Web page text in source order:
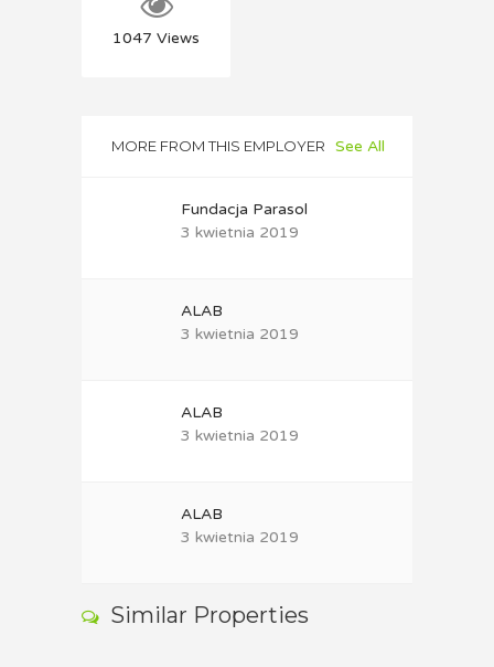
1047 Views
MORE FROM THIS EMPLOYER See All
Fundacja Parasol
3 kwietnia 2019
ALAB
3 kwietnia 2019
ALAB
3 kwietnia 2019
ALAB
3 kwietnia 2019
Similar Properties